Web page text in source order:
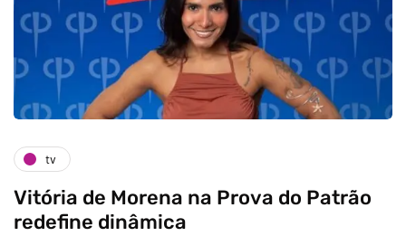
tv
Vitória de Morena na Prova do Patrão
redefine dinâmica